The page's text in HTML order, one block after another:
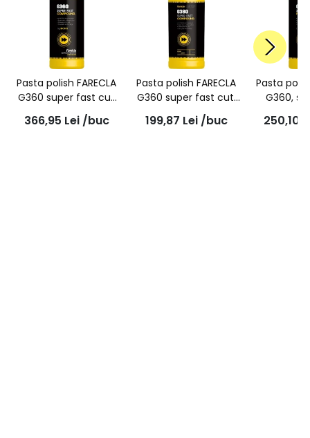
Pasta polish FARECLA
G360 super fast cut
1L, SFC101
366,95 Lei /buc
Pasta polish FARECLA
G360 super fast cut,
500g, SFC501
199,87 Lei /buc
Pasta
G360,
250,10